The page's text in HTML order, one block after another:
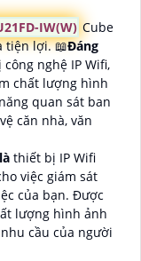
IW(W) Cube
tiện lợi. 📖Đáng
nghệ IP Wifi,
chất lượng hình
quan sát ban
căn nhà, văn
thiết bị IP Wifi
việc giám sát
của bạn. Được
lượng hình ảnh
cầu của người